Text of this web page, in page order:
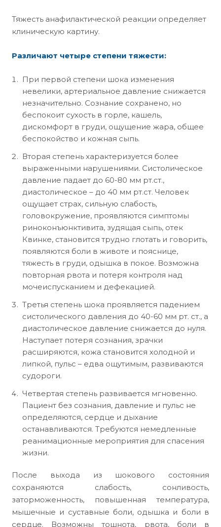
Тяжесть анафилактической реакции определяет
клиническую картину.
Различают четыре степени тяжести:
При первой степени шока изменения
невелики, артериальное давление снижается
незначительно. Сознание сохранено, но
беспокоит сухость в горле, кашель,
дискомфорт в груди, ощущение жара, общее
беспокойство и кожная сыпь.
Вторая степень характеризуется более
выраженными нарушениями. Систолическое
давление падает до 60-80 мм рт.ст.,
диастолическое – до 40 мм рт.ст. Человек
ощущает страх, сильную слабость,
головокружение, проявляются симптомы
риноконъюнктивита, зудящая сыпь, отек
Квинке, становится трудно глотать и говорить,
появляются боли в животе и пояснице,
тяжесть в груди, одышка в покое. Возможна
повторная рвота и потеря контроля над
мочеиспусканием и дефекацией.
Третья степень шока проявляется падением
систолического давления до 40-60 мм рт. ст., а
диастолическое давление снижается до нуля.
Наступает потеря сознания, зрачки
расширяются, кожа становится холодной и
липкой, пульс – едва ощутимым, развиваются
судороги.
Четвертая степень развивается мгновенно.
Пациент без сознания, давление и пульс не
определяются, сердце и дыхание
останавливаются. Требуются немедленные
реанимационные мероприятия для спасения
жизни.
После выхода из шокового состояния
сохраняются слабость, сонливость,
заторможенность, повышенная температура,
мышечные и суставные боли, одышка и боли в
сердце. Возможны тошнота, рвота, боли в